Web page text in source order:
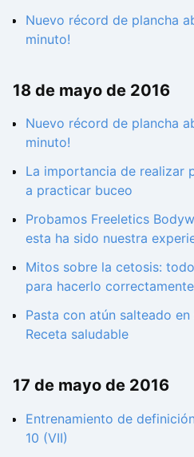
Nuevo récord de plancha
minuto!
18 de mayo de 2016
Nuevo récord de plancha
minuto!
La importancia de realizar
a practicar buceo
Probamos Freeletics
esta ha sido nuestra
Mitos sobre la cetosis:
para hacerlo correctamente
Pasta con atún salteado
Receta saludable
17 de mayo de 2016
Entrenamiento de
10 (VII)